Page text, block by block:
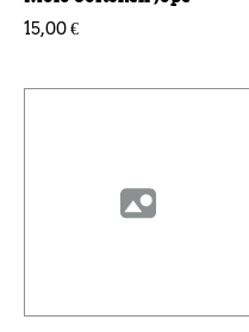
15,00 €